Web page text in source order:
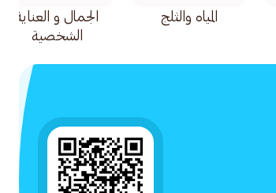
المياه والثلج
الجمال و العناية
الشخصية